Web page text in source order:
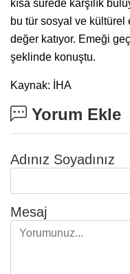
kısa sürede karşılık
bu tür sosyal ve
değer katıyor. Emeği
şeklinde konuştu.
Kaynak: İHA
Yorum Ekle
Adınız Soyadınız
Mesaj